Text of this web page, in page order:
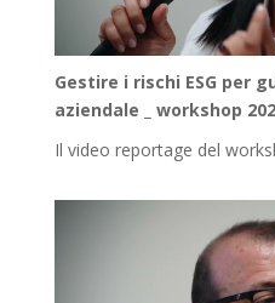
Gestire i rischi ESG per
aziendale _ workshop
Il video reportage del